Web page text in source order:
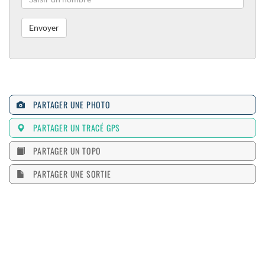
PARTAGER UNE PHOTO
PARTAGER UN TRACÉ GPS
PARTAGER UN TOPO
PARTAGER UNE SORTIE